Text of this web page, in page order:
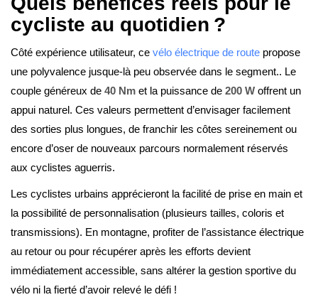
cycliste au quotidien ?
Côté expérience utilisateur, ce vélo électrique de route propose
une polyvalence jusque-là peu observée dans le segment.. Le
couple généreux de 40 Nm et la puissance de 200 W offrent un
appui naturel. Ces valeurs permettent d’envisager facilement
des sorties plus longues, de franchir les côtes sereinement ou
encore d’oser de nouveaux parcours normalement réservés
aux cyclistes aguerris.
Les cyclistes urbains apprécieront la facilité de prise en main et
la possibilité de personnalisation (plusieurs tailles, coloris et
transmissions). En montagne, profiter de l’assistance électrique
au retour ou pour récupérer après les efforts devient
immédiatement accessible, sans altérer la gestion sportive du
vélo ni la fierté d’avoir relevé le défi !